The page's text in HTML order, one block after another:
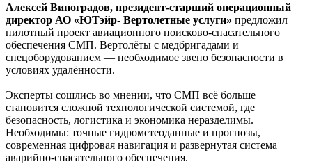
Алексей Виноградов, президент-старший операционный
директор АО «ЮТэйр- Вертолетные услуги» предложил
пилотный проект авиационного поисково-спасательного
обеспечения СМП. Вертолёты с медбригадами и
спецоборудованием — необходимое звено безопасности в
условиях удалённости.
Эксперты сошлись во мнении, что СМП всё больше
становится сложной технологической системой, где
безопасность, логистика и экономика неразделимы.
Необходимы: точные гидрометеоданные и прогнозы,
современная цифровая навигация и развернутая система
аварийно-спасательного обеспечения.